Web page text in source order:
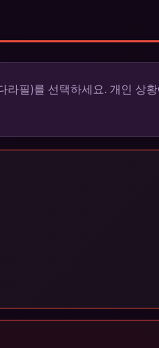
필)를 선택하세요. 개인 상